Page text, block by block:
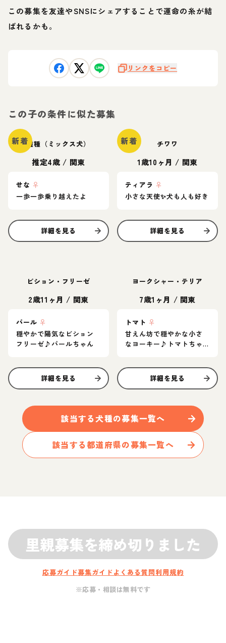
この募集を友達やSNSにシェアすることで運命の糸が結
ばれるかも。
リンクをコピー
この子の条件に似た募集
新着雑種（ミックス犬）
推定4歳 / 関東
せな ♀
一歩一歩乗り越えたよ
詳細を見る
新着 チワワ
1歳10ヶ月 / 関東
ティアラ ♀
小さな天使✨️犬も人も好き
詳細を見る
ビション・フリーゼ
2歳11ヶ月 / 関東
パール ♀
穏やかで陽気なビション
フリーゼ♪パールちゃん
詳細を見る
ヨークシャー・テリア
7歳1ヶ月 / 関東
トマト ♀
甘えん坊で穏やかな小さ
なヨーキー♪トマトちゃ
詳細を見る
該当する犬種の募集一覧へ
該当する都道府県の募集一覧へ
里親募集を締め切りました
応募ガイド募集ガイド よくある質問利用規約
※応募・相談は無料です